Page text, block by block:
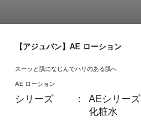
【アジュバン】AE ローション
スーッと肌になじんでハリのある肌へ
AE ローション
シリーズ ：
AEシリーズ
化粧水